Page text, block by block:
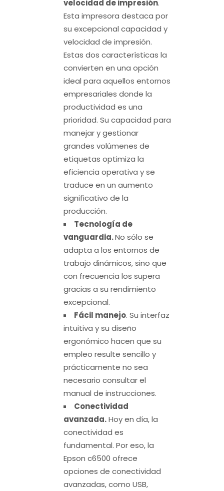
velocidad de impresión.
Esta impresora destaca por
su excepcional capacidad y
velocidad de impresión.
Estas dos características la
convierten en una opción
ideal para aquellos entornos
empresariales donde la
productividad es una
prioridad. Su capacidad para
manejar y gestionar
grandes volúmenes de
etiquetas optimiza la
eficiencia operativa y se
traduce en un aumento
significativo de la
producción.
Tecnología de
vanguardia.No sólo se
adapta a los entornos de
trabajo dinámicos, sino que
con frecuencia los supera
gracias a su rendimiento
excepcional.
Fácil manejo. Su interfaz
intuitiva y su diseño
ergonómico hacen que su
empleo resulte sencillo y
prácticamente no sea
necesario consultar el
manual de instrucciones.
Conectividad
avanzada.Hoy en día, la
conectividad es
fundamental. Por eso, la
Epson c6500 ofrece
opciones de conectividad
avanzadas, como USB,